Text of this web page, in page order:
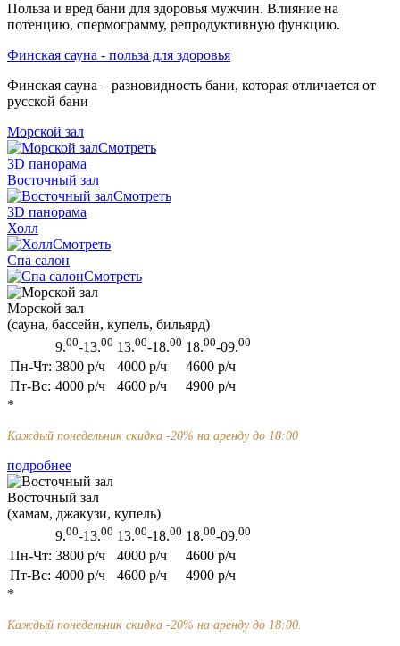
Польза и вред бани для здоровья мужчин. Влияние на
потенцию, спермограмму, репродуктивную функцию.
Финская сауна - польза для здоровья
Финская сауна – разновидность бани, которая отличается от
русской бани
Морской зал
Смотреть
3D панорама
Восточный зал
Смотреть
3D панорама
Холл
Смотреть
Спа салон
Смотреть
Морской зал
(сауна, бассейн, купель, бильярд)
9.00-13.00 13.00-18.00 18.00-09.00
Пн-Чт: 3800 р/ч 4000 р/ч 4600 р/ч
Пт-Вс: 4000 р/ч 4600 р/ч 4900 р/ч
*
Каждый понедельник скидка -20% на аренду до 18:00
подробнее
Восточный зал
(хамам, джакузи, купель)
9.00-13.00 13.00-18.00 18.00-09.00
Пн-Чт: 3800 р/ч 4000 р/ч 4600 р/ч
Пт-Вс: 4000 р/ч 4600 р/ч 4900 р/ч
*
Каждый понедельник скидка -20% на аренду до 18:00.